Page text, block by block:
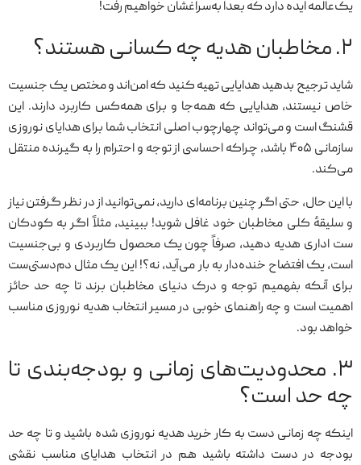
یک‌عالمه ایده دارد که بعداً به‌سراغشان خواهیم رفت!
۲. مخاطبان هدیه چه کسانی هستند؟
شاید ترجیح بدهید هدایایی تهیه کنید که امن‌اند و مختص یک جنسیت
خاص نیستند، هدایایی که همه‌جا و برای همه‌کس کاربرد دارند. این
قشنگ است و می‌تواند چهارچوب اصلی انتخاب شما برای هدایای نوروزی
سازمانی ۴۰۵ باشد، چراکه احساسی از توجه و احترام را به گیرنده منتقل
می‌کند.
با این حال، حتی اگر چنین برنامه‌ای دارید، نمی‌توانید از در نظر گرفتن نیاز
و سلیقهٔ کلی مخاطبان خود غافل شوید! ببینید، مثلاً اگر به کودکان
ست اداری هدیه دهید، صرفاً چون یک محصول کاربردی و بی‌جنسیت
است، یک افتضاح خنده‌دار به بار می‌آید، نه؟! این یک مثال دم‌دستی‌ست
برای آنکه بفهمیم توجه و درک دنیای مخاطبان برند تا چه حد حائز
اهمیت است و چه راهنمای خوبی در مسیر انتخاب هدیه نوروزی مناسب
خواهد بود.
۳. محدودیت‌های زمانی و بودجه‌بندی تا
چه حد است؟
اینکه چه زمانی دست به کار خرید هدیه نوروزی شده باشید و تا چه حد
بودجه در دست داشته باشید هم در انتخاب هدایای مناسب نقشی